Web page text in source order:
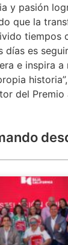
y pasión
que la
tiempos
es
e inspira a
del Premio